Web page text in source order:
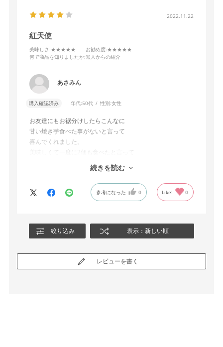
2022.11.22
紅天使
美味しさ :★★★★★ お勧め度:★★★★★
何で商品を知りましたか:知人からの紹介
あさみん
購入確認済み 年代:50代 性別:女性
お友達にもお裾分けしたらこんなに
甘い焼き芋食べた事がないと言って
喜んでくれました。
美味しくて一度に2個も食べたと言って
喜んで貰えたし、家族も大好きなのでまた
注文したいと思います。
続きを読む
参考になった 0 Like! 0
絞り込み 表示：新しい順
レビューを書く